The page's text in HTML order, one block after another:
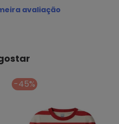
S.A. / CNPJ
NÃO ALVEJAR, NÃO
4%
avaliação
-45%